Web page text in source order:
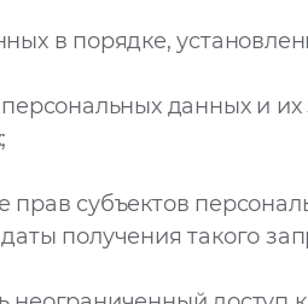
в порядке,
данных и их
субъектов
получения такого